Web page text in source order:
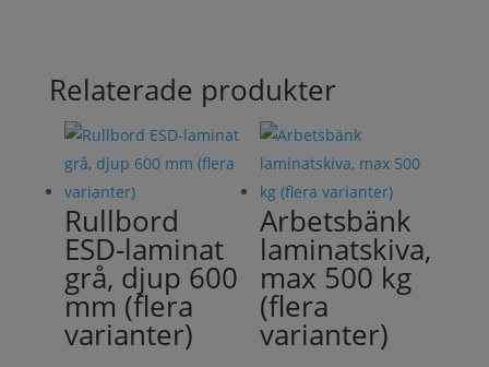
Relaterade produkter
Rullbord
ESD-laminat
grå, djup 600
mm (flera
varianter)
Arbetsbänk
laminatskiva,
max 500 kg
(flera
varianter)